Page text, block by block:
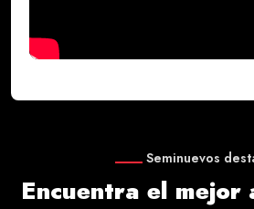
Seminuevos
Encuentra el